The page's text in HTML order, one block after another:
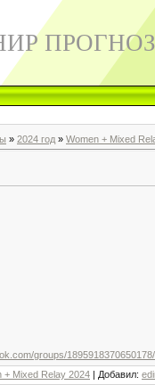
» 2024 год » Women + Mixed
groups/
+ Mixed Relay 2024 | Добавил: